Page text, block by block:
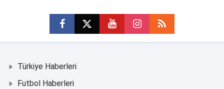
Türkiye Haberleri
Futbol Haberleri